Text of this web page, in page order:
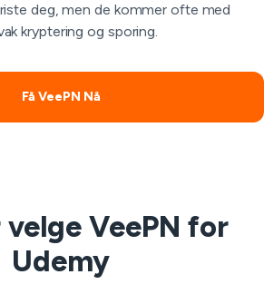
deg, men de kommer ofte med
kryptering og sporing.
Få VeePN Nå
VeePN for
Udemy